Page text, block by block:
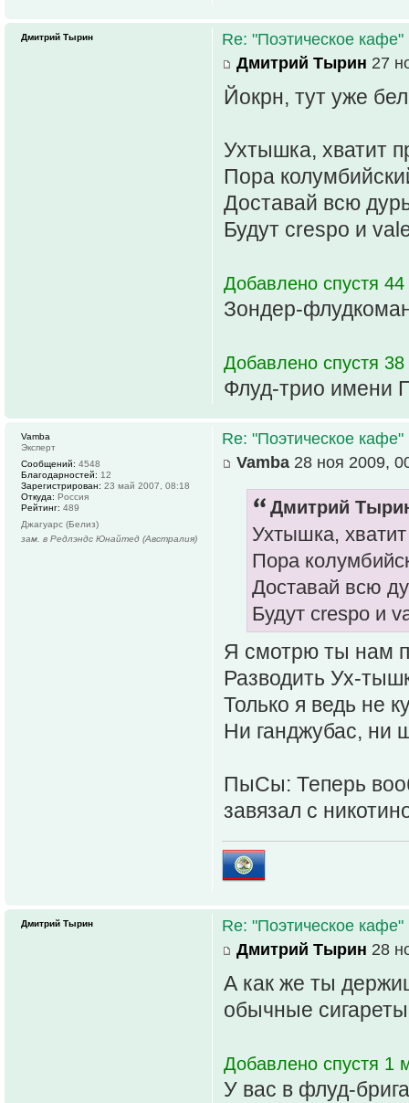
Re: "Поэтическое кафе"
Дмитрий Тырин 27
Йокрн, тут уже
Ухтышка, хватит
Пора
Доставай всю
Будут crespo и
Добавлено спустя
Зондер-
Добавлено спустя 38
Флуд-трио имени
Дмитрий Тырин
Re: "Поэтическое кафе"
Vamba 28 ноя 2009,
Дмитрий
Ухтышка,
Пора
Доставай всю
Будут crespo и
Я смотрю ты нам
Разводить Ух-
Только я ведь не
Ни ганджубас, ни
ПыСы: Теперь
завязал с
Vamba
Эксперт
Сообщений: 4548
Благодарностей: 12
Зарегистрирован: 23 май 2007, 08:18
Откуда: Россия
Рейтинг: 489
Джагуарс (Белиз)
зам. в Редлэндс Юнайтед (Австралия)
Re: "Поэтическое кафе"
Дмитрий Тырин 28
А как же ты
обычные сигареты
Добавлено спустя 1
У вас в флуд-
Дмитрий Тырин